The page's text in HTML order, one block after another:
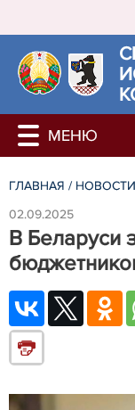
ГЛАВНАЯ / НОВОСТИ
02.09.2025
В Беларуси